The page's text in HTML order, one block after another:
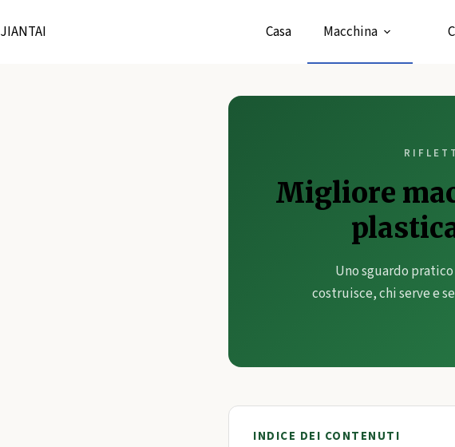
al
JIANTAI Casa Macchina
Migliore
Uno sguardo
costruisce, chi serve e
INDICE DEI CONTENUTI